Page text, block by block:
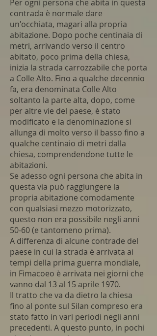
Per ogni persona che abita in questa
contrada è normale dare
un'occhiata, magari alla propria
abitazione. Dopo poche centinaia di
metri, arrivando verso il centro
abitato, poco prima della chiesa,
inizia la strada carrozzabile che porta
a Colle Alto. Fino a qualche decennio
fa, era denominata Colle Alto
soltanto la parte alta, dopo, come
per altre vie del paese, è stato
modificato e la denominazione si
allunga di molto verso il basso fino a
qualche centinaio di metri dalla
chiesa, comprendendone tutte le
abitazioni.
Se adesso ogni persona che abita in
questa via può raggiungere la
propria abitazione comodamente
con qualsiasi mezzo motorizzato,
questo non era possibile negli anni
50-60 (e tantomeno prima).
A differenza di alcune contrade del
paese in cui la strada è arrivata ai
tempi della prima guerra mondiale,
in Fimacoeo è arrivata nei giorni che
vanno dal 13 al 15 aprile 1970.
Il tratto che va da dietro la chiesa
fino al ponte sul Silan compreso era
stato fatto in vari periodi negli anni
precedenti. A questo punto, in pochi